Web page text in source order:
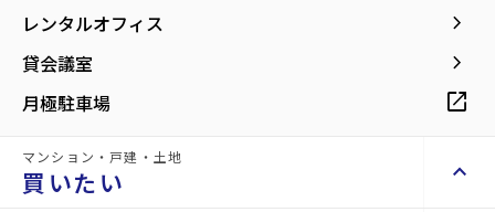
レンタルオフィス keyboard_arrow_right
貸会議室 keyboard_arrow_right
月極駐車場 open_in_new
マンション・戸建・土地
買いたい keyboard_arrow_up
【家賃1ヶ月無料】初期費用を抑えて新生